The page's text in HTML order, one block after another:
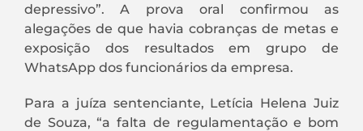
depressivo”. A prova oral confirmou as
alegações de que havia cobranças de metas e
exposição dos resultados em grupo de
WhatsApp dos funcionários da empresa.
Para a juíza sentenciante, Letícia Helena Juiz
de Souza, “a falta de regulamentação e bom